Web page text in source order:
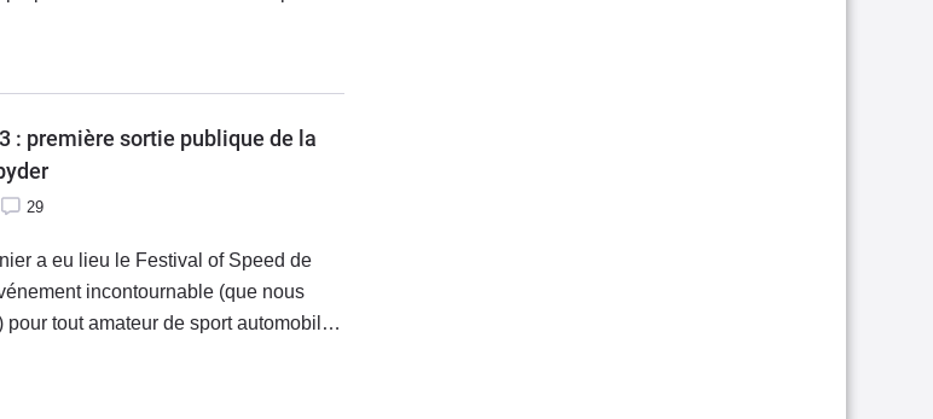
: première sortie publique de la
29
a eu lieu le Festival of Speed de
incontournable (que nous
pour tout amateur de sport automobile